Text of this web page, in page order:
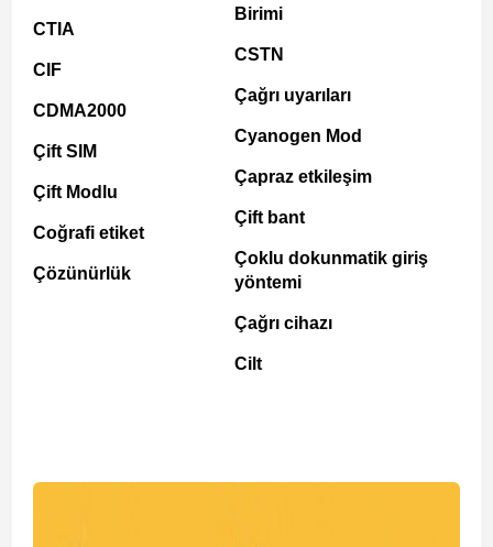
CTIA
CIF
CDMA2000
Çift SIM
Çift Modlu
Coğrafi etiket
Çözünürlük
Birimi
CSTN
Çağrı uyarıları
Cyanogen Mod
Çapraz etkileşim
Çift bant
Çoklu dokunmatik giriş
yöntemi
Çağrı cihazı
Cilt